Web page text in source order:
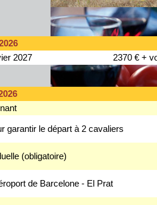
2027
2370 € +
garantir le départ à 2 cavaliers
(obligatoire)
de Barcelone - El Prat